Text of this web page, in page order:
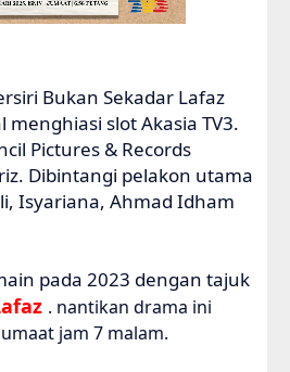
Bukan Sekadar Lafaz
slot Akasia TV3.
Pictures & Records
Dibintangi pelakon utama
Isyariana, Ahmad Idham
pada 2023 dengan tajuk
. nantikan drama ini
jam 7 malam.